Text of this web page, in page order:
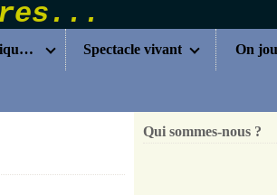
Festival (cinéma, musique...) Spectacle vivant
Qui sommes-nous ?